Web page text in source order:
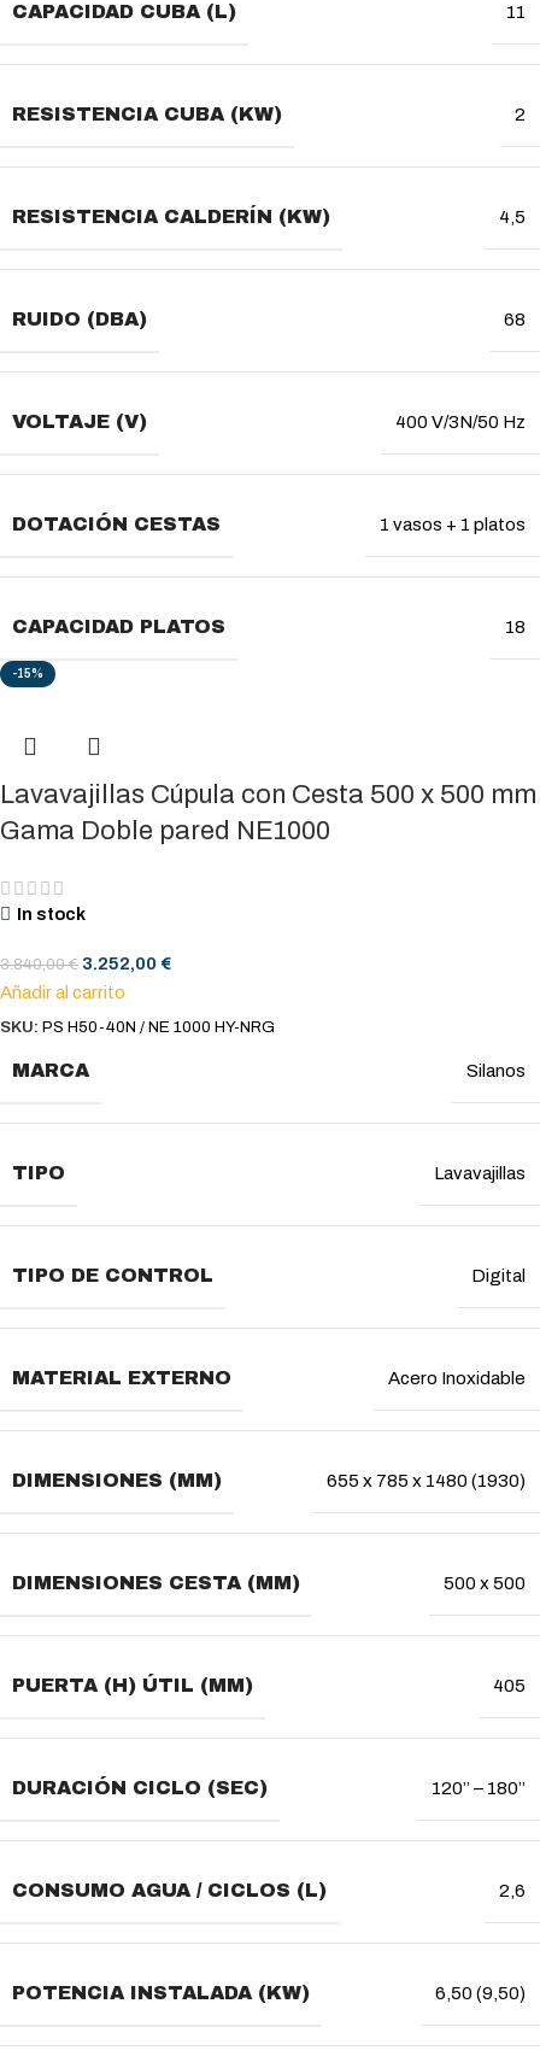
CAPACIDAD CUBA (L) 11
RESISTENCIA CUBA (KW) 2
RESISTENCIA CALDERÍN (KW) 4,5
RUIDO (DBA) 68
VOLTAJE (V) 400 V/3N/50 Hz
DOTACIÓN CESTAS 1 vasos + 1 platos
CAPACIDAD PLATOS 18
-15%
Lavavajillas Cúpula con Cesta 500 x 500 mm
Gama Doble pared NE1000
In stock
3.840,00€ 3.252,00 €
Añadir al carrito
SKU: PS H50-40N / NE 1000 HY-NRG
MARCA Silanos
TIPO Lavavajillas
TIPO DE CONTROL Digital
MATERIAL EXTERNO Acero Inoxidable
DIMENSIONES (MM) 655 x 785 x 1480 (1930)
DIMENSIONES CESTA (MM) 500 x 500
PUERTA (H) ÚTIL (MM) 405
DURACIÓN CICLO (SEC) 120’’ – 180’’
CONSUMO AGUA / CICLOS (L) 2,6
POTENCIA INSTALADA (KW) 6,50 (9,50)